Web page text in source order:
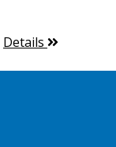
Details